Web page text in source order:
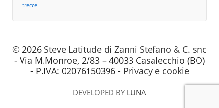
trecce
© 2026 Steve Latitude di Zanni Stefano & C. snc
- Via M.Monroe, 2/83 – 40033 Casalecchio (BO)
- P.IVA: 02076150396 - Privacy e cookie
DEVELOPED BY LUNA